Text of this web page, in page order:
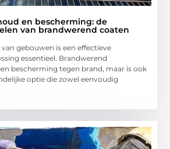
en bescherming: de
van brandwerend coaten
gebouwen is een effectieve
essentieel. Brandwerend
bescherming tegen brand, maar is ook
optie die zowel eenvoudig